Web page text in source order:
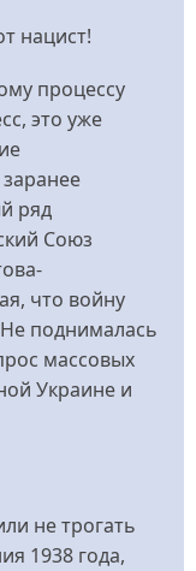
нацист!
процессу
это уже
ряд
Союз
что войну
поднималась
массовых
Украине и
не трогать
1938 года,